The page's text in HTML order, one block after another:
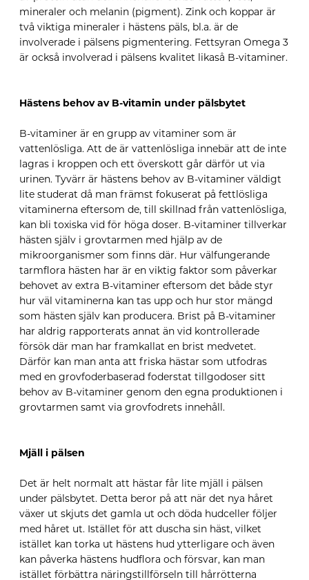
mineraler och melanin (pigment). Zink och koppar är
två viktiga mineraler i hästens päls, bl.a. är de
involverade i pälsens pigmentering. Fettsyran Omega 3
är också involverad i pälsens kvalitet likaså B-vitaminer.
Hästens behov av B-vitamin under pälsbytet
B-vitaminer är en grupp av vitaminer som är
vattenlösliga. Att de är vattenlösliga innebär att de inte
lagras i kroppen och ett överskott går därför ut via
urinen. Tyvärr är hästens behov av B-vitaminer väldigt
lite studerat då man främst fokuserat på fettlösliga
vitaminerna eftersom de, till skillnad från vattenlösliga,
kan bli toxiska vid för höga doser. B-vitaminer tillverkar
hästen själv i grovtarmen med hjälp av de
mikroorganismer som finns där. Hur välfungerande
tarmflora hästen har är en viktig faktor som påverkar
behovet av extra B-vitaminer eftersom det både styr
hur väl vitaminerna kan tas upp och hur stor mängd
som hästen själv kan producera. Brist på B-vitaminer
har aldrig rapporterats annat än vid kontrollerade
försök där man har framkallat en brist medvetet.
Därför kan man anta att friska hästar som utfodras
med en grovfoderbaserad foderstat tillgodoser sitt
behov av B-vitaminer genom den egna produktionen i
grovtarmen samt via grovfodrets innehåll.
Mjäll i pälsen
Det är helt normalt att hästar får lite mjäll i pälsen
under pälsbytet. Detta beror på att när det nya håret
växer ut skjuts det gamla ut och döda hudceller följer
med håret ut. Istället för att duscha sin häst, vilket
istället kan torka ut hästens hud ytterligare och även
kan påverka hästens hudflora och försvar, kan man
istället förbättra näringstillförseln till hårrötterna